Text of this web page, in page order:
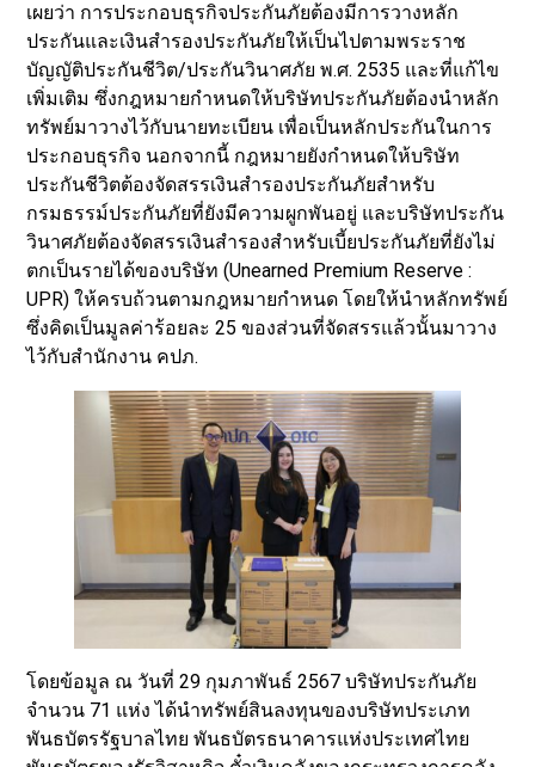
เผยว่า การประกอบธุรกิจประกันภัยต้องมีการวางหลัก
ประกันและเงินสำรองประกันภัยให้เป็นไปตามพระราช
บัญญัติประกันชีวิต/ประกันวินาศภัย พ.ศ. 2535 และที่แก้ไข
เพิ่มเติม ซึ่งกฎหมายกำหนดให้บริษัทประกันภัยต้องนำหลัก
ทรัพย์มาวางไว้กับนายทะเบียน เพื่อเป็นหลักประกันในการ
ประกอบธุรกิจ นอกจากนี้ กฎหมายยังกำหนดให้บริษัท
ประกันชีวิตต้องจัดสรรเงินสำรองประกันภัยสำหรับ
กรมธรรม์ประกันภัยที่ยังมีความผูกพันอยู่ และบริษัทประกัน
วินาศภัยต้องจัดสรรเงินสำรองสำหรับเบี้ยประกันภัยที่ยังไม่
ตกเป็นรายได้ของบริษัท (Unearned Premium Reserve :
UPR) ให้ครบถ้วนตามกฎหมายกำหนด โดยให้นำหลักทรัพย์
ซึ่งคิดเป็นมูลค่าร้อยละ 25 ของส่วนที่จัดสรรแล้วนั้นมาวาง
ไว้กับสำนักงาน คปภ.
โดยข้อมูล ณ วันที่ 29 กุมภาพันธ์ 2567 บริษัทประกันภัย
จำนวน 71 แห่ง ได้นำทรัพย์สินลงทุนของบริษัทประเภท
พันธบัตรรัฐบาลไทย พันธบัตรธนาคารแห่งประเทศไทย